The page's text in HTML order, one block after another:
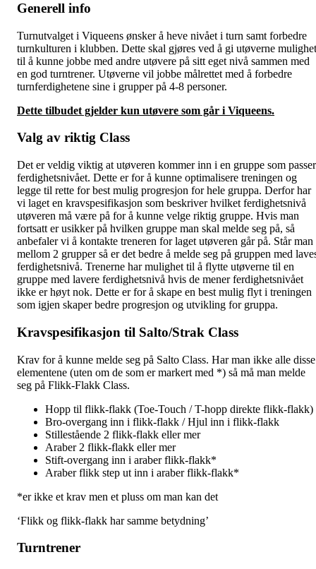
Generell info
Turnutvalget i Viqueens ønsker å heve nivået i turn samt forbedre
turnkulturen i klubben. Dette skal gjøres ved å gi utøverne mulighet
til å kunne jobbe med andre utøvere på sitt eget nivå sammen med
en god turntrener. Utøverne vil jobbe målrettet med å forbedre
turnferdighetene sine i grupper på 4-8 personer.
Dette tilbudet gjelder kun utøvere som går i Viqueens.
Valg av riktig Class
Det er veldig viktig at utøveren kommer inn i en gruppe som passer
ferdighetsnivået. Dette er for å kunne optimalisere treningen og
legge til rette for best mulig progresjon for hele gruppa. Derfor har
vi laget en kravspesifikasjon som beskriver hvilket ferdighetsnivå
utøveren må være på for å kunne velge riktig gruppe. Hvis man
fortsatt er usikker på hvilken gruppe man skal melde seg på, så
anbefaler vi å kontakte treneren for laget utøveren går på. Står man
mellom 2 grupper så er det bedre å melde seg på gruppen med
ferdighetsnivå. Trenerne har mulighet til å flytte utøverne til en
gruppe med lavere ferdighetsnivå hvis de mener ferdighetsnivået
ikke er høyt nok. Dette er for å skape en best mulig flyt i treningen
som igjen skaper bedre progresjon og utvikling for gruppa.
Kravspesifikasjon til Salto/Strak Class
Krav for å kunne melde seg på Salto Class. Har man ikke alle disse
elementene (uten om de som er markert med *) så må man melde
seg på Flikk-Flakk Class.
Hopp til flikk-flakk (Toe-Touch / T-hopp direkte flikk-flakk)
Bro-overgang inn i flikk-flakk / Hjul inn i flikk-flakk
Stillestående 2 flikk-flakk eller mer
Araber 2 flikk-flakk eller mer
Stift-overgang inn i araber flikk-flakk*
Araber flikk step ut inn i araber flikk-flakk*
*er ikke et krav men et pluss om man kan det
‘Flikk og flikk-flakk har samme betydning’
Turntrener